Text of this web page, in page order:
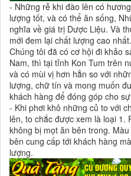
- Những rễ khi đào lên có
lượng tốt, và có thể ăn sống,
nghĩa về giá trị Dược Liệu. Và
mới đem lại chất lượng cao nhất.
Chúng tôi đã có cơ hội đi khảo
Nam, thì tại tỉnh Kon Tum trên
và có mùi vị hơn hẳn so với
lượng, chữ tín và mong muốn
khách hàng để đóng góp cho
- Khi phơi khô những củ to với
lên, to chắc được xem là loại 1.
không bị mọt ăn bên trong.
bên cung cấp tới khách hàng
lượng.